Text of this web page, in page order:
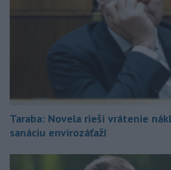
Taraba: Novela rieši vrátenie
sanáciu envirozáťaží